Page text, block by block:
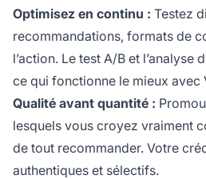
Optimisez en continu : Testez
recommandations, formats de
l’action. Le test A/B et
ce qui fonctionne le mieux avec
Qualité avant quantité :
lesquels vous croyez vraiment
de tout recommander. Votre
authentiques et sélectifs.